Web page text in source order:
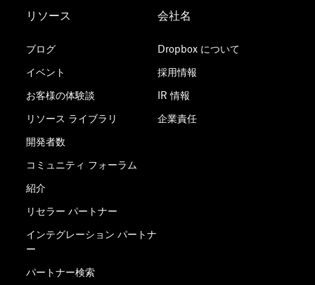
リソース
ブログ
イベント
お客様の体験談
リソース ライブラリ
開発者数
コミュニティ フォーラム
紹介
リセラー パートナー
インテグレーション パートナ
ー
パートナー検索
会社名
Dropbox について
採用情報
IR 情報
企業責任